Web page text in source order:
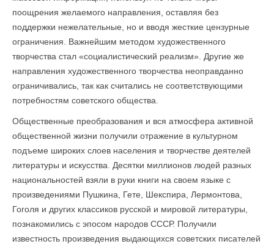
поощрения желаемого направления, оставляя без
поддержки нежелательные, но и вводя жесткие цензурные
ограничения. Важнейшим методом художественного
творчества стал «социалистический реализм». Другие же
направления художественного творчества неоправданно
ограничивались, так как считались не соответствующими
потребностям советского общества.
Общественные преобразования и вся атмосфера активной
общественной жизни получили отражение в культурном
подъеме широких слоев населения и творчестве деятелей
литературы и искусства. Десятки миллионов людей разных
национальностей взяли в руки книги на своем языке с
произведениями Пушкина, Гете, Шекспира, Лермонтова,
Гоголя и других классиков русской и мировой литературы,
познакомились с эпосом народов СССР. Получили
известность произведения выдающихся советских писателей